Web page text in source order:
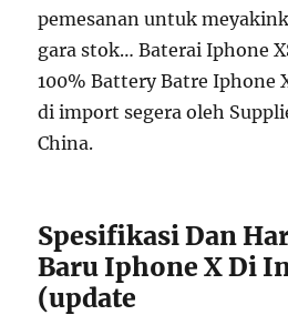
pemesanan untuk
gara stok… Baterai Iphone
100% Battery Batre Iphone
di import segera oleh
China.
Spesifikasi Dan
Baru Iphone X Di
(update